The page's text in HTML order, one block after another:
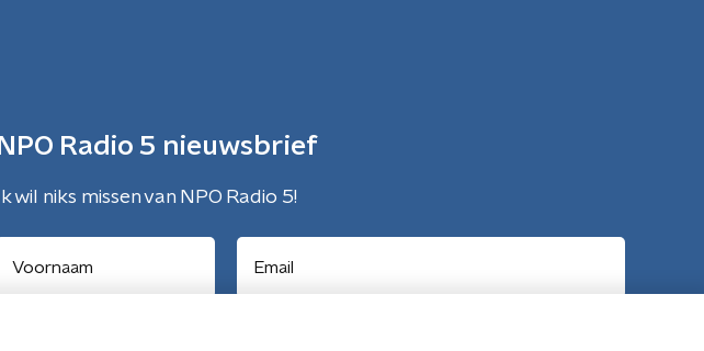
NPO Radio 5 nieuwsbrief
Ik wil niks missen van NPO Radio 5!